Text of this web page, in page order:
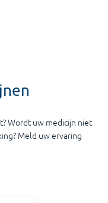
Wordt uw medicijn niet
Meld uw ervaring